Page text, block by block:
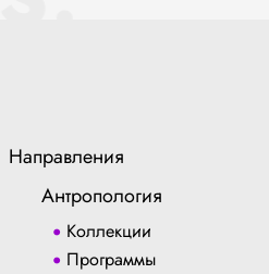
Направления
Антропология
Коллекции
Программы